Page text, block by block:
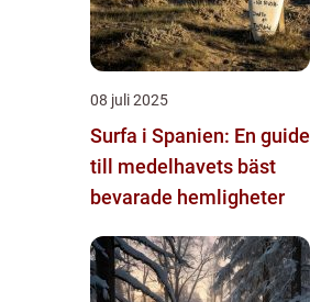
08 juli 2025
Surfa i Spanien: En guide
till medelhavets bäst
bevarade hemligheter